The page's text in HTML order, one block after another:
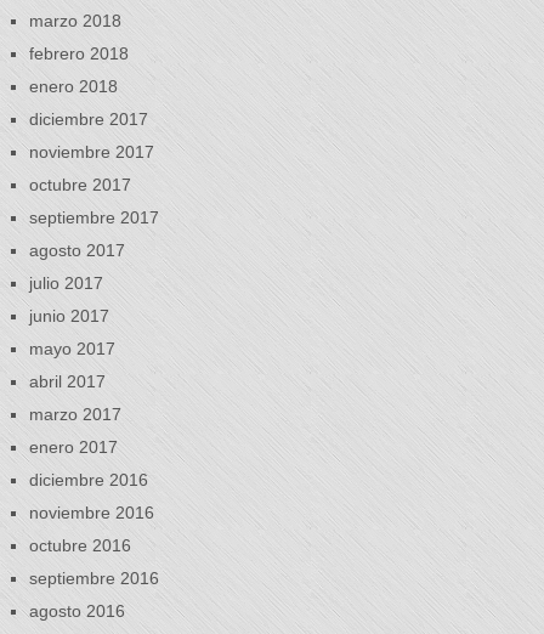
marzo 2018
febrero 2018
enero 2018
diciembre 2017
noviembre 2017
octubre 2017
septiembre 2017
agosto 2017
julio 2017
junio 2017
mayo 2017
abril 2017
marzo 2017
enero 2017
diciembre 2016
noviembre 2016
octubre 2016
septiembre 2016
agosto 2016